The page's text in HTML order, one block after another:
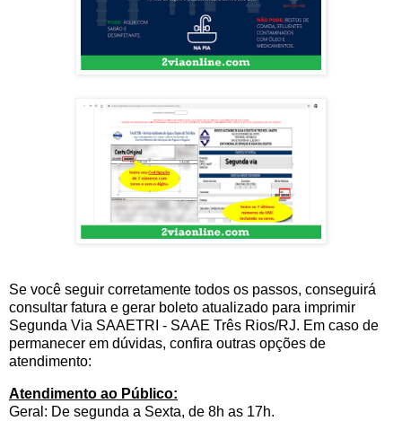
Se você seguir corretamente todos os passos, conseguirá
consultar fatura e gerar boleto atualizado para imprimir
Segunda Via SAAETRI - SAAE Três Rios/RJ. Em caso de
permanecer em dúvidas, confira outras opções de
atendimento:
Atendimento ao Público:
Geral: De segunda a Sexta, de 8h as 17h.